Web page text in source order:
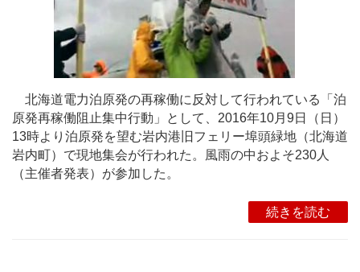
北海道電力泊原発の再稼働に反対して行われている「泊
原発再稼働阻止集中行動」として、2016年10月9日（日）
13時より泊原発を望む岩内港旧フェリー埠頭緑地（北海道
岩内町）で現地集会が行われた。風雨の中およそ230人
（主催者発表）が参加した。
続きを読む